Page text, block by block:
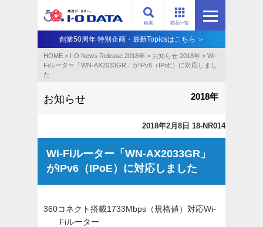
商品一覧
検索
創業50周年 特別企画・最新Topicsはこちら ＞
HOME > I-O News Release 2018年 > お知らせ 2018年 > Wi-
Fiルーター「WN-AX2033GR」がIPv6（IPoE）に対応しまし
た
お知らせ 2018年
2018年2月8日 18-NR014
Wi-Fiルーター「WN-AX2033GR」
がIPv6（IPoE）に対応しました
360コネクト搭載1733Mbps（規格値）対応Wi-
Fiルーター